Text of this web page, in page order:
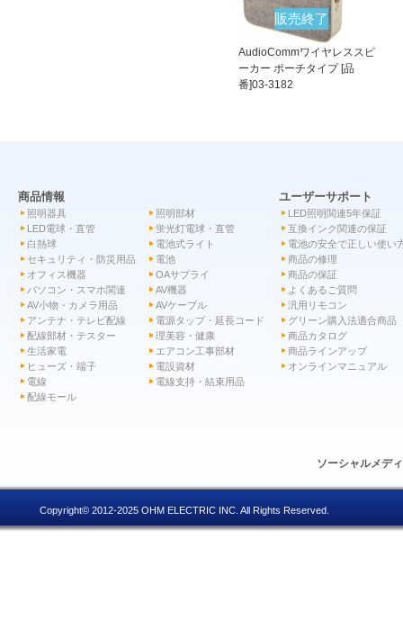
販売終了
AudioCommワイヤレススピ
ーカー ポーチタイプ [品
番]03-3182
商品情報
照明器具
照明部材
LED電球・直管
蛍光灯電球・直管
白熱球
電池式ライト
セキュリティ・防災用品
電池
オフィス機器
OAサプライ
パソコン・スマホ関連
AV機器
AV小物・カメラ用品
AVケーブル
アンテナ・テレビ配線
電源タップ・延長コード
配線部材・テスター
理美容・健康
生活家電
エアコン工事部材
ヒューズ・端子
電設資材
電線
電線支持・結束用品
配線モール
ユーザーサポート
LED照明関連5年保証
互換インク関連の保証
電池の安全で正しい使い
商品の修理
商品の保証
よくあるご質問
汎用リモコン
グリーン購入法適合商品
商品カタログ
商品ラインアップ
オンラインマニュアル
ソーシャルメデ
Copyright© 2012-2025 OHM ELECTRIC INC. All Rights Reserved.